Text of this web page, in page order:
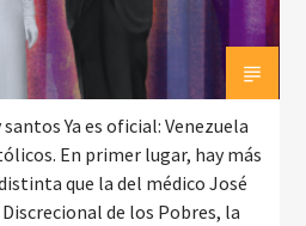
Ya es oficial: Venezuela
En primer lugar, hay más
que la del médico José
de los Pobres, la